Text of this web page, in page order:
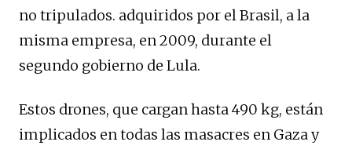
no tripulados. adquiridos por el Brasil, a la
misma empresa, en 2009, durante el
segundo gobierno de Lula.
Estos drones, que cargan hasta 490 kg, están
implicados en todas las masacres en Gaza y